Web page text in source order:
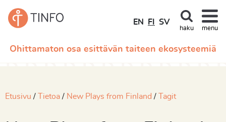
Ohittamaton osa esittävän taiteen ekosysteemiä
EN FI SV
haku menu
Etusivu Tietoa New Plays from Finland Tagit